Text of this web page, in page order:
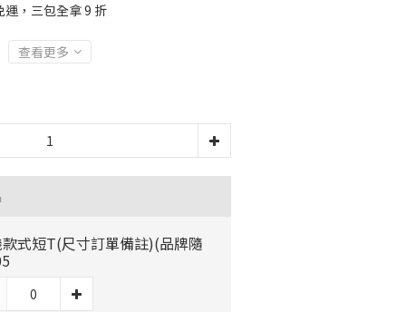
，三包全拿 9 折
查看更多
式短T(尺寸訂單備註)(品牌隨